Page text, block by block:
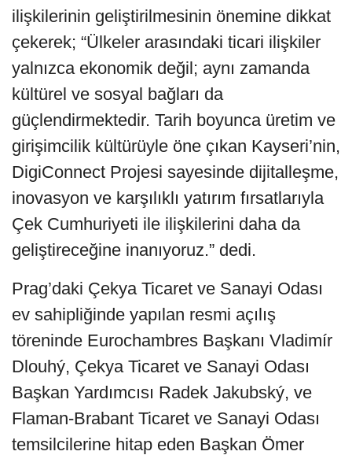
ilişkilerinin geliştirilmesinin önemine dikkat
çekerek; “Ülkeler arasındaki ticari ilişkiler
yalnızca ekonomik değil; aynı zamanda
kültürel ve sosyal bağları da
güçlendirmektedir. Tarih boyunca üretim ve
girişimcilik kültürüyle öne çıkan Kayseri’nin,
DigiConnect Projesi sayesinde dijitalleşme,
inovasyon ve karşılıklı yatırım fırsatlarıyla
Çek Cumhuriyeti ile ilişkilerini daha da
geliştireceğine inanıyoruz.” dedi.
Prag’daki Çekya Ticaret ve Sanayi Odası
ev sahipliğinde yapılan resmi açılış
töreninde Eurochambres Başkanı Vladimír
Dlouhý, Çekya Ticaret ve Sanayi Odası
Başkan Yardımcısı Radek Jakubský, ve
Flaman-Brabant Ticaret ve Sanayi Odası
temsilcilerine hitap eden Başkan Ömer